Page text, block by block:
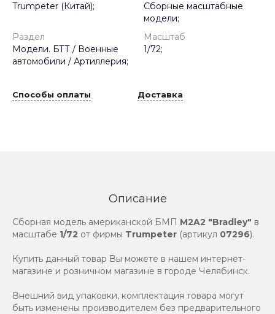
Trumpeter (Китай);
Сборные масштабные
модели;
Раздел
Модели. БТТ / Военные
автомобили / Артиллерия;
Масштаб
1/72;
Способы оплаты Доставка
Описание
Сборная модель американской БМП M2A2 "Bradley" в
масштабе 1/72 от фирмы Trumpeter (артикул 07296).
Купить данный товар Вы можете в нашем интернет-
магазине и розничном магазине в городе Челябинск.
Внешний вид упаковки, комплектация товара могут
быть изменены производителем без предварительного